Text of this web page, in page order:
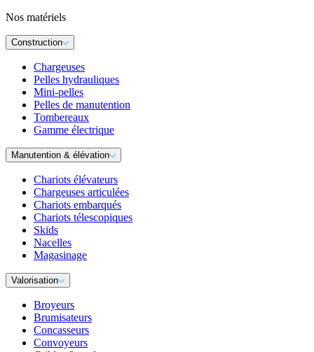
Nos matériels
Construction
Chargeuses
Pelles hydrauliques
Mini-pelles
Pelles de manutention
Tombereaux
Gamme électrique
Manutention & élévation
Chariots élévateurs
Chargeuses articulées
Chariots embarqués
Chariots télescopiques
Skids
Nacelles
Magasinage
Valorisation
Broyeurs
Brumisateurs
Concasseurs
Convoyeurs